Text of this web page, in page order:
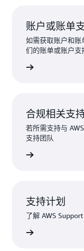
账户或账单
如需获取账户和
们的账单或账户支
合规相关支
若所需支持与
支持团队
支持计划
了解 AWS